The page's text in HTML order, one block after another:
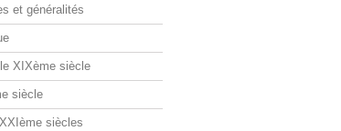
et généralités
XIXème siècle
siècle
siècles